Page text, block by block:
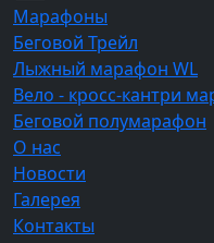
Марафоны
Беговой Трейл
Лыжный марафон WL
Вело - кросс-кантри
Беговой полумарафон
О нас
Новости
Галерея
Контакты